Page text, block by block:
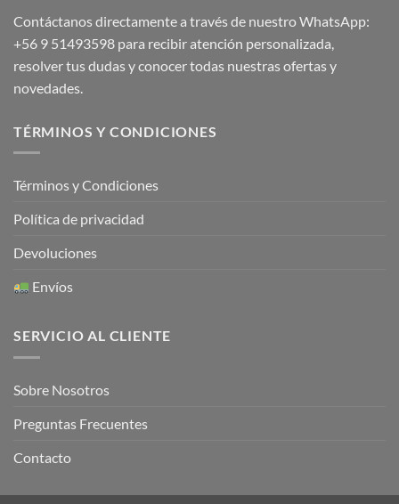
Contáctanos directamente a través de nuestro WhatsApp:
+56 9 51493598 para recibir atención personalizada,
resolver tus dudas y conocer todas nuestras ofertas y
novedades.
TÉRMINOS Y CONDICIONES
Términos y Condiciones
Política de privacidad
Devoluciones
Envíos
SERVICIO AL CLIENTE
Sobre Nosotros
Preguntas Frecuentes
Contacto